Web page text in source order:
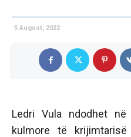
5 August, 2022
Ledri Vula ndodhet
kulmore të